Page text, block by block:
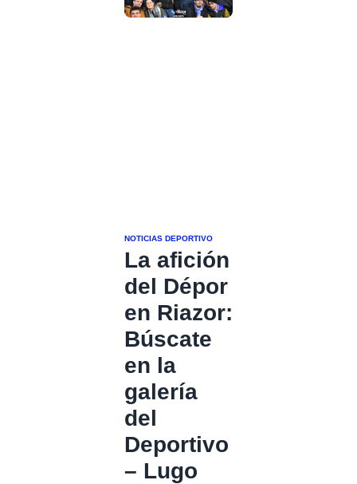
NOTICIAS DEPORTIVO
La afición
del Dépor
en Riazor:
Búscate
en la
galería
del
Deportivo
– Lugo